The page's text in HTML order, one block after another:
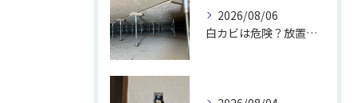
2026/08/06
白カビは危険？放置のリスクと取り方